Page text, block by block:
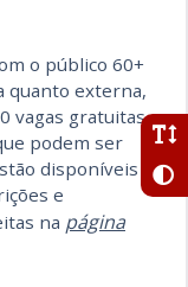
o público 60+
quanto externa,
vagas gratuitas
podem ser
disponíveis
e
na página